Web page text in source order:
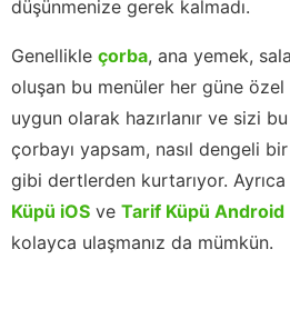
düşünmenize gerek kalmadı.
Genellikle çorba, ana yemek,
oluşan bu menüler her güne
uygun olarak hazırlanır ve sizi
çorbayı yapsam, nasıl dengeli
gibi dertlerden kurtarıyor.
Küpü iOS ve Tarif Küpü Android
kolayca ulaşmanız da mümkün.